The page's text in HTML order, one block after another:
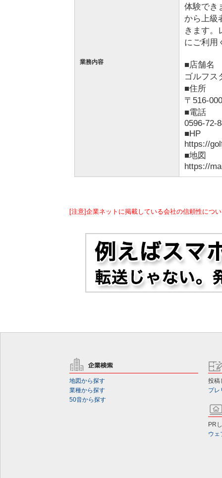
業務内容
体験でき
から上級
きます。
にご利用
■店舗名
ゴルフス
■住所
〒516-
■電話
0596-72-
■HP
https://
■地図
https://
[注意]企業ネットに掲載している会社の信頼性につ
地図から探す
業種から探す
50音から探す
投稿
プレ
PR
ウェ